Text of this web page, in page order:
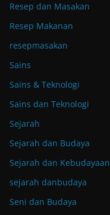
Resep dan Masakan
Resep Makanan
resepmasakan
Sains
Sains & Teknologi
Sains dan Teknologi
Sejarah
Sejarah dan Budaya
Sejarah dan Kebudayaan
sejarah danbudaya
Seni dan Budaya